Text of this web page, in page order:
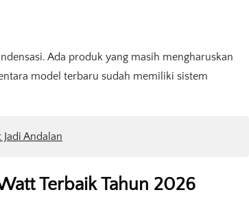
Ada produk yang masih mengharuskan
model terbaru sudah memiliki sistem
Jadi Andalan
Terbaik Tahun 2026